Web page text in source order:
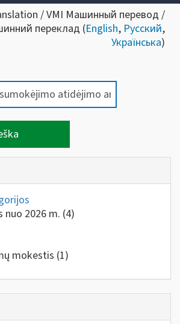
/ VMI Машинный перевод /
переклад (English, Русский,
Українська)
nuo 2026 m. (4)
mokestis (1)